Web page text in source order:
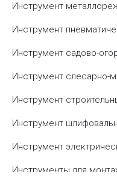
Инструмент
Инструмент
Инструмент садово-
Инструмент слесарно-
Инструмент
Инструмент
Инструмент
Инструменты для